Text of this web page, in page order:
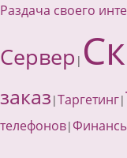
Раздача своего
Сервер |
заказ |Таргетинг|
телефонов|